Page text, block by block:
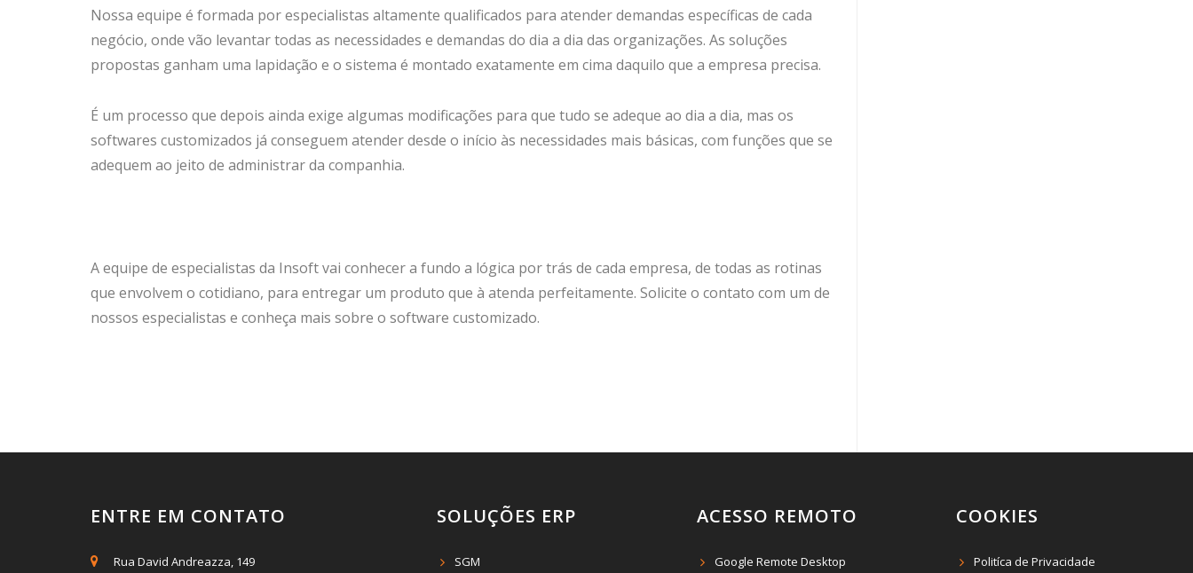
Nossa equipe é formada por especialistas altamente qualificados para atender demandas específicas de cada
negócio, onde vão levantar todas as necessidades e demandas do dia a dia das organizações. As soluções
propostas ganham uma lapidação e o sistema é montado exatamente em cima daquilo que a empresa precisa.
É um processo que depois ainda exige algumas modificações para que tudo se adeque ao dia a dia, mas os
softwares customizados já conseguem atender desde o início às necessidades mais básicas, com funções que se
adequem ao jeito de administrar da companhia.
A equipe de especialistas da Insoft vai conhecer a fundo a lógica por trás de cada empresa, de todas as rotinas
que envolvem o cotidiano, para entregar um produto que à atenda perfeitamente. Solicite o contato com um de
nossos especialistas e conheça mais sobre o software customizado.
ENTRE EM CONTATO
Rua David Andreazza, 149
SOLUÇÕES ERP
SGM
ACESSO REMOTO
Google Remote Desktop
COOKIES
Politíca de Privacidade